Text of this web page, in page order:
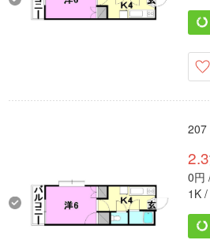
207
2.3
0円
1K